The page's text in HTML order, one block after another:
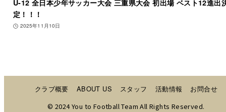
U-12 全日本少年サッカー大会 三重県大会 初出場 ベスト12進出
定！！！
2025年11月10日
クラブ概要 ABOUT US スタッフ 活動情報
お問合せ
© 2024 You to Football Team All Rights Reserved.